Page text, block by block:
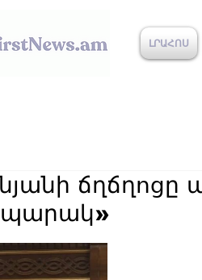
ԼՐԱՀՈՍ
ճղճղոցը